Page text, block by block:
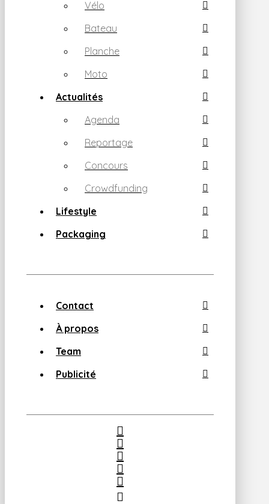
Vélo
Bateau
Planche
Moto
Actualités
Agenda
Reportage
Concours
Crowdfunding
Lifestyle
Packaging
Contact
À propos
Team
Publicité